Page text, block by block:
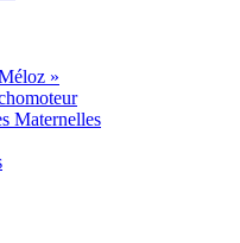
»
Maternelles